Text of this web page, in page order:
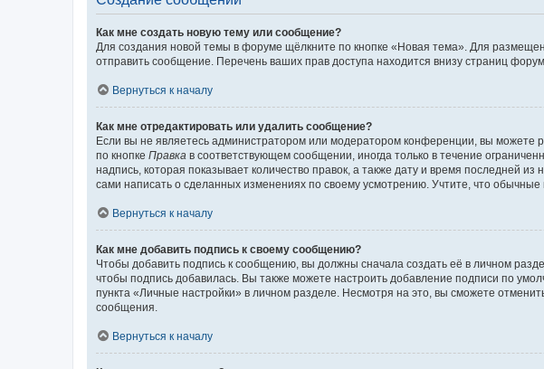
Как мне создать новую тему или сообщение?
Для создания новой темы в форуме щёлкните по кнопке «Новая тема». Для
отправить сообщение. Перечень ваших прав доступа находится внизу страниц
Вернуться к началу
Как мне отредактировать или удалить сообщение?
Если вы не являетесь администратором или модератором конференции, вы можете
по кнопке Правка в соответствующем сообщении, иногда только в течение
надпись, которая показывает количество правок, а также дату и время последней
сами написать о сделанных изменениях по своему усмотрению. Учтите, что обычные
Вернуться к началу
Как мне добавить подпись к своему сообщению?
Чтобы добавить подпись к сообщению, вы должны сначала создать её в личном
чтобы подпись добавилась. Вы также можете настроить добавление подписи по
пункта «Личные настройки» в личном разделе. Несмотря на это, вы сможете
сообщения.
Вернуться к началу